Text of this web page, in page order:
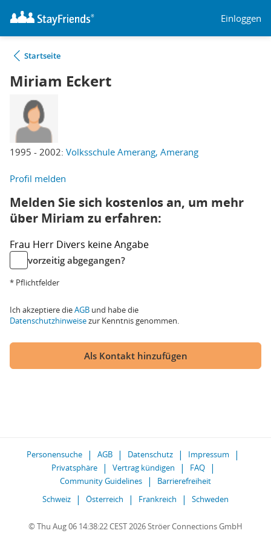
Einloggen
Startseite
Miriam Eckert
1995 - 2002: Volksschule Amerang, Amerang
Profil melden
Melden Sie sich kostenlos an, um mehr
über Miriam zu erfahren:
Frau Herr Divers keine Angabe
vorzeitig abgegangen?
* Pflichtfelder
Ich akzeptiere dieAGB und habe die
Datenschutzhinweisezur Kenntnis genommen.
Als Kontakt hinzufügen
Personensuche AGB Datenschutz
Impressum
Privatsphäre
Vertrag kündigen
FAQ
Community Guidelines
Barrierefreiheit
Schweiz
Österreich Frankreich Schweden
© Thu Aug 06 14:38:22 CEST 2026 Ströer Connections GmbH